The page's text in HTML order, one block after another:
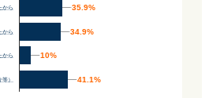
から
から
から
）
35.9%
35.9%
34.9%
34.9%
10%
10%
41.1%
41.1%